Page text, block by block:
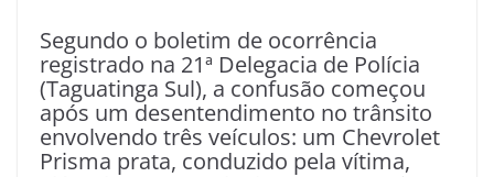
Segundo o boletim de ocorrência
registrado na 21ª Delegacia de Polícia
(Taguatinga Sul), a confusão começou
após um desentendimento no trânsito
envolvendo três veículos: um Chevrolet
Prisma prata, conduzido pela vítima,